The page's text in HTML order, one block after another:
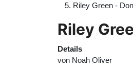
Riley Green -
Riley
Details
von Noah Oliver